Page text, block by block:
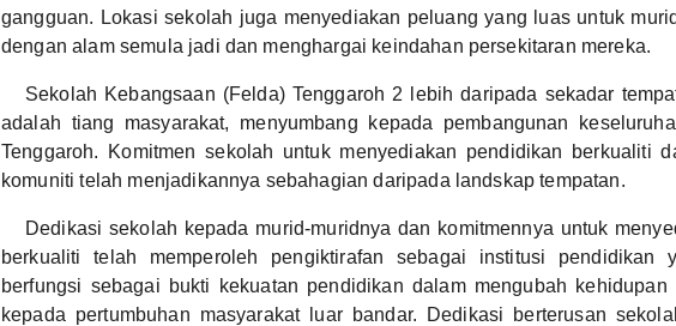
gangguan. Lokasi sekolah juga menyediakan peluang yang luas untuk
dengan alam semula jadi dan menghargai keindahan persekitaran mereka.
Sekolah Kebangsaan (Felda) Tenggaroh 2 lebih daripada sekadar
adalah tiang masyarakat, menyumbang kepada pembangunan
Tenggaroh. Komitmen sekolah untuk menyediakan pendidikan berkualiti
komuniti telah menjadikannya sebahagian daripada landskap tempatan.
Dedikasi sekolah kepada murid-muridnya dan komitmennya untuk
berkualiti telah memperoleh pengiktirafan sebagai institusi pendidikan
berfungsi sebagai bukti kekuatan pendidikan dalam mengubah kehidupan
kepada pertumbuhan masyarakat luar bandar. Dedikasi berterusan